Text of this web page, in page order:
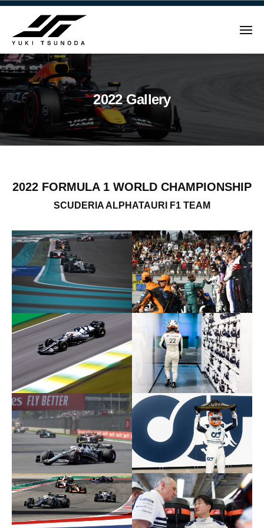
コ
ン
ツ
へ
ス
ッ
Y
u
k
i
s
o
–
角
田
裕
毅
｜
F
1
r
i
v
e
r
u
k
i
メ
ュ
2022 Gallery
2022
Gallery
2026.03.31
by
Yuki
Tsunoda
2022 FORMULA 1 WORLD CHAMPIONSHIP
SCUDERIA ALPHATAURI F1 TEAM
i
T
s
u
n
田
F
1
d
r
v
e
r
Y
k
i
T
s
u
n
d
a
O
f